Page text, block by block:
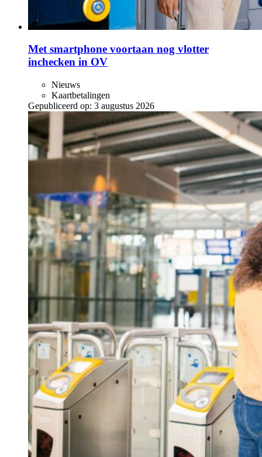
Met smartphone voortaan nog vlotter
inchecken in OV
Nieuws
Kaartbetalingen
Gepubliceerd op: 3 augustus 2026